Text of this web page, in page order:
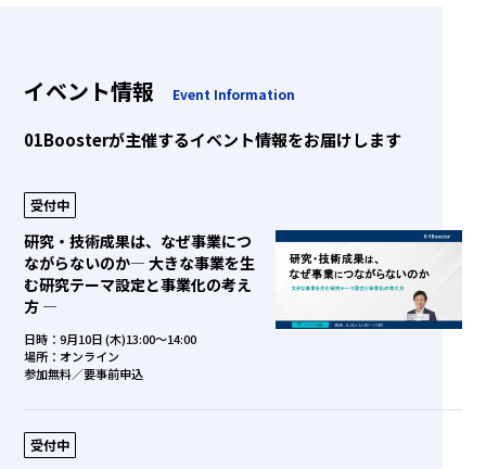
イベント情報 Event Information
01Boosterが主催するイベント情報をお届けします
受付中
研究・技術成果は、なぜ事業につ
ながらないのか― 大きな事業を生
む研究テーマ設定と事業化の考え
方 ―
日時：9月10日 (木)13:00～14:00
場所：オンライン
参加無料／要事前申込
受付中